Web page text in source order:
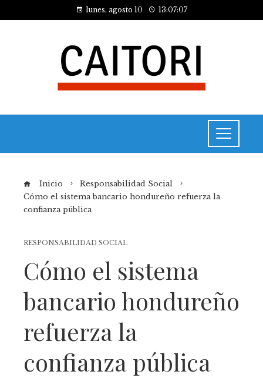
lunes, agosto 10 13:07:07
Inicio
Responsabilidad Social
Cómo el sistema bancario hondureño refuerza la
confianza pública
RESPONSABILIDAD SOCIAL
Cómo el sistema
bancario hondureño
refuerza la
confianza pública